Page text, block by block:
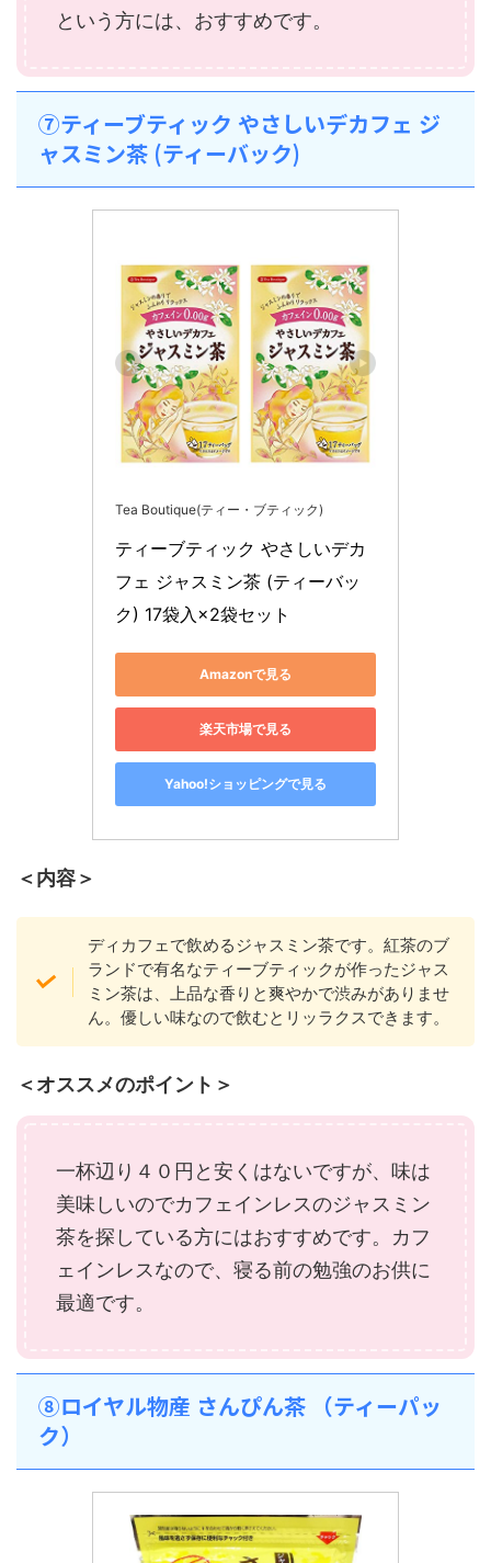
という方には、おすすめです。
⑦ティーブティック やさしいデカフェ ジ
ャスミン茶 (ティーバック)
Tea Boutique(ティー・ブティック)
ティーブティック やさしいデカ
フェ ジャスミン茶 (ティーバッ
ク) 17袋入×2袋セット
Amazonで見る
楽天市場で見る
Yahoo!ショッピングで見る
＜内容＞
ディカフェで飲めるジャスミン茶です。紅茶のブ
ランドで有名なティーブティックが作ったジャス
ミン茶は、上品な香りと爽やかで渋みがありませ
ん。優しい味なので飲むとリッラクスできます。
＜オススメのポイント＞
一杯辺り４０円と安くはないですが、味は
美味しいのでカフェインレスのジャスミン
茶を探している方にはおすすめです。カフ
ェインレスなので、寝る前の勉強のお供に
最適です。
⑧ロイヤル物産 さんぴん茶 （ティーパッ
ク）